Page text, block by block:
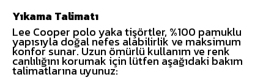
Yıkama Talimatı
Lee Cooper polo yaka tişörtler, %100 pamuklu
yapısıyla doğal nefes alabilirlik ve maksimum
konfor sunar. Uzun ömürlü kullanım ve renk
canlılığını korumak için lütfen aşağıdaki bakım
talimatlarına uyunuz: